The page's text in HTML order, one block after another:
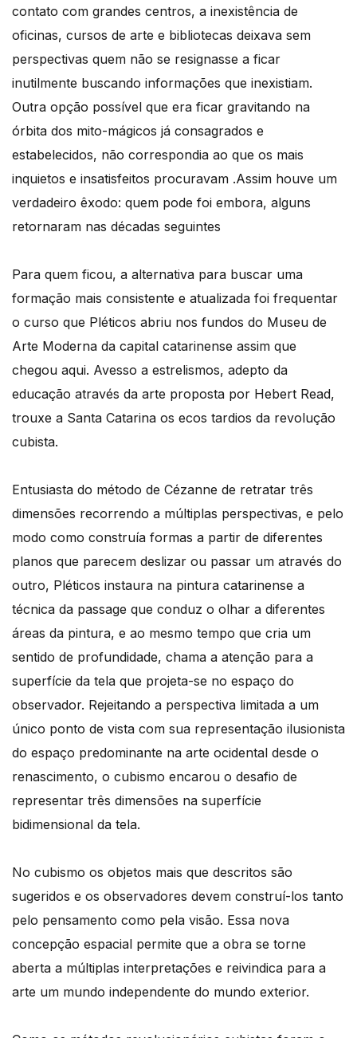
contato com grandes centros, a inexistência de
oficinas, cursos de arte e bibliotecas deixava sem
perspectivas quem não se resignasse a ficar
inutilmente buscando informações que inexistiam.
Outra opção possível que era ficar gravitando na
órbita dos mito-mágicos já consagrados e
estabelecidos, não correspondia ao que os mais
inquietos e insatisfeitos procuravam .Assim houve um
verdadeiro êxodo: quem pode foi embora, alguns
retornaram nas décadas seguintes
Para quem ficou, a alternativa para buscar uma
formação mais consistente e atualizada foi frequentar
o curso que Pléticos abriu nos fundos do Museu de
Arte Moderna da capital catarinense assim que
chegou aqui. Avesso a estrelismos, adepto da
educação através da arte proposta por Hebert Read,
trouxe a Santa Catarina os ecos tardios da revolução
cubista.
Entusiasta do método de Cézanne de retratar três
dimensões recorrendo a múltiplas perspectivas, e pelo
modo como construía formas a partir de diferentes
planos que parecem deslizar ou passar um através do
outro, Pléticos instaura na pintura catarinense a
técnica da passage que conduz o olhar a diferentes
áreas da pintura, e ao mesmo tempo que cria um
sentido de profundidade, chama a atenção para a
superfície da tela que projeta-se no espaço do
observador. Rejeitando a perspectiva limitada a um
único ponto de vista com sua representação ilusionista
do espaço predominante na arte ocidental desde o
renascimento, o cubismo encarou o desafio de
representar três dimensões na superfície
bidimensional da tela.
No cubismo os objetos mais que descritos são
sugeridos e os observadores devem construí-los tanto
pelo pensamento como pela visão. Essa nova
concepção espacial permite que a obra se torne
aberta a múltiplas interpretações e reivindica para a
arte um mundo independente do mundo exterior.